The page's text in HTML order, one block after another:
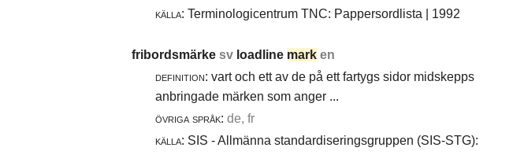
källa: Terminologicentrum TNC: Pappersordlista | 1992
fribordsmärke sv loadline mark en
definition: vart och ett av de på ett fartygs sidor midskepps
anbringade märken som anger ...
övriga språk: de, fr
källa: SIS - Allmänna standardiseringsgruppen (SIS-STG):